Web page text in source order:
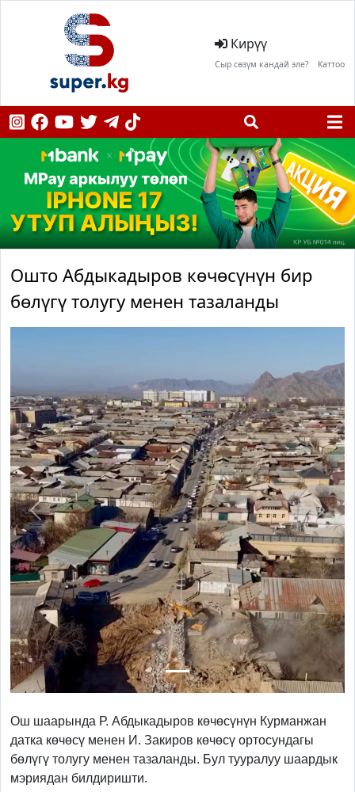
Кирүү
Сыр сөзүм кандай эле? Каттоо
Ошто Абдыкадыров көчөсүнүн бир
бөлүгү толугу менен тазаланды
Previous Next
Ош шаарында Р. Абдыкадыров көчөсүнүн Курманжан
датка көчөсү менен И. Закиров көчөсү ортосундагы
бөлүгү толугу менен тазаланды. Бул тууралуу шаардык
мэриядан билдиришти.